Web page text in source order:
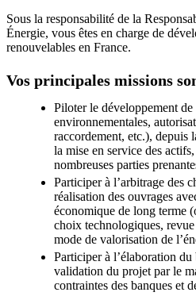
Sous la responsabilité de la
Énergie, vous êtes en charge de
renouvelables en France.
Vos principales missions
Piloter le développement
environnementales,
raccordement, etc.), depuis
la mise en service des
nombreuses parties
Participer à l’arbitrage des
réalisation des ouvrages
économique de long terme
choix technologiques,
mode de valorisation de
Participer à l’élaboration du
validation du projet par le
contraintes des banques et